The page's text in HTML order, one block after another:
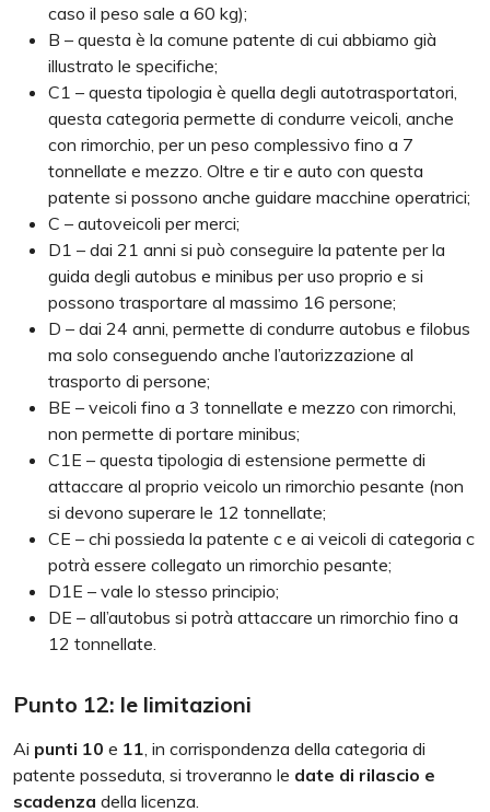
caso il peso sale a 60 kg);
B – questa è la comune patente di cui abbiamo già
illustrato le specifiche;
C1 – questa tipologia è quella degli autotrasportatori,
questa categoria permette di condurre veicoli, anche
con rimorchio, per un peso complessivo fino a 7
tonnellate e mezzo. Oltre e tir e auto con questa
patente si possono anche guidare macchine operatrici;
C – autoveicoli per merci;
D1 – dai 21 anni si può conseguire la patente per la
guida degli autobus e minibus per uso proprio e si
possono trasportare al massimo 16 persone;
D – dai 24 anni, permette di condurre autobus e filobus
ma solo conseguendo anche l’autorizzazione al
trasporto di persone;
BE – veicoli fino a 3 tonnellate e mezzo con rimorchi,
non permette di portare minibus;
C1E – questa tipologia di estensione permette di
attaccare al proprio veicolo un rimorchio pesante (non
si devono superare le 12 tonnellate;
CE – chi possieda la patente c e ai veicoli di categoria c
potrà essere collegato un rimorchio pesante;
D1E – vale lo stesso principio;
DE – all’autobus si potrà attaccare un rimorchio fino a
12 tonnellate.
Punto 12: le limitazioni
Ai punti 10 e 11 , in corrispondenza della categoria di
patente posseduta, si troveranno le date di rilascio e
scadenza della licenza.